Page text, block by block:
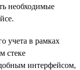
необходимые
учета в рамках
стеке
интерфейсом,